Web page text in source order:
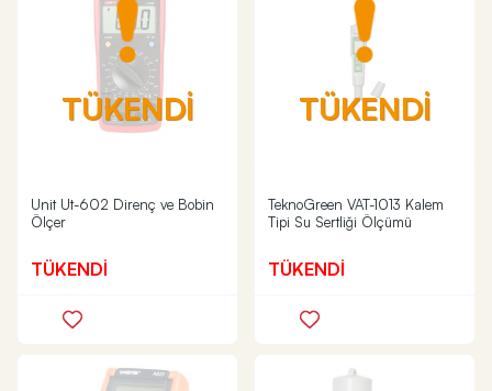
TÜKENDİ
Unit Ut-602 Direnç ve Bobin
Ölçer
TÜKENDİ
TÜKENDİ
TeknoGreen VAT-1013 Kalem
Tipi Su Sertliği Ölçümü
TÜKENDİ